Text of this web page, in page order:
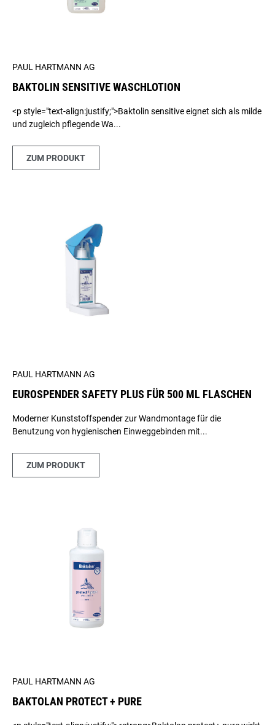
PAUL HARTMANN AG
BAKTOLIN SENSITIVE WASCHLOTION
<p style="text-align:justify;">Baktolin sensitive eignet sich als milde
und zugleich pflegende Wa...
ZUM PRODUKT
PAUL HARTMANN AG
EUROSPENDER SAFETY PLUS FÜR 500 ML FLASCHEN
Moderner Kunststoffspender zur Wandmontage für die
Benutzung von hygienischen Einweggebinden mit...
ZUM PRODUKT
PAUL HARTMANN AG
BAKTOLAN PROTECT + PURE